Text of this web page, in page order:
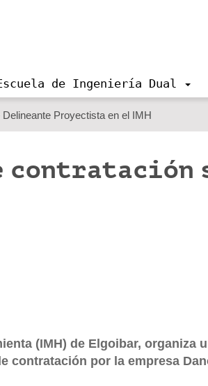
de Ingeniería Dual
Proyectista en el IMH
(IMH) de Elgoibar, organiza
contratación por la empresa